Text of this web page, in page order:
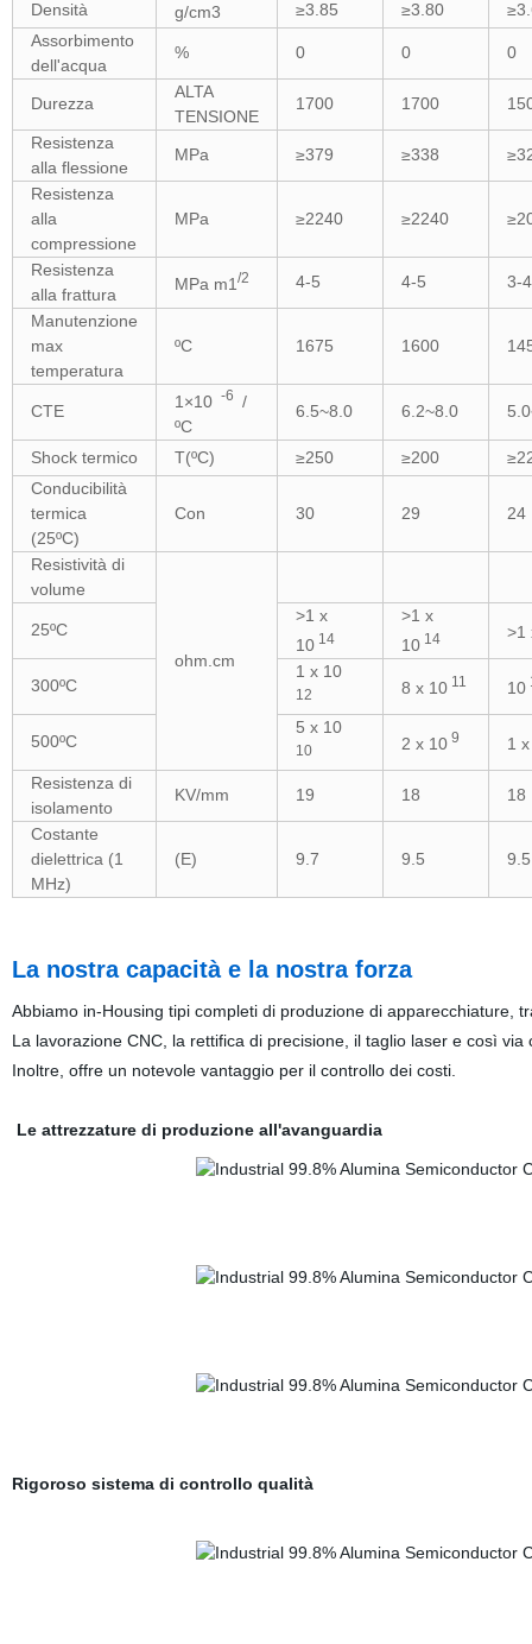
Densità g/cm3 ≥3.85 ≥3.80
Assorbimento
dell'acqua
% 0 0 0
Durezza
ALTA
TENSIONE
1700 1700
Resistenza
alla flessione
MPa ≥379 ≥338
Resistenza
alla
compressione
MPa ≥2240 ≥2240
Resistenza
alla frattura
MPa m1 /2 4-5 4-5 3-4
Manutenzione
max
temperatura
ºC 1675 1600
CTE
1×10 -6
/
ºC
6.5~8.0 6.2~8.0
Shock termico T(ºC) ≥250 ≥200
Conducibilità
termica
(25ºC)
Con 30 29 24
Resistività di
volume
ohm.cm
25ºC
>1 x
10 14
>1 x
10 14 >1
300ºC
1 x 10
12 8 x 10 11 10
500ºC
5 x 10
10 2 x 10 9 1
Resistenza di
isolamento
KV/mm 19 18 18
Costante
dielettrica (1
MHz)
(E) 9.7 9.5 9.5
La nostra capacità e la nostra forza
Abbiamo in-Housing tipi completi di produzione di apparecchiature,
La lavorazione CNC, la rettifica di precisione, il taglio laser e così
Inoltre, offre un notevole vantaggio per il controllo dei costi.
Le attrezzature di produzione all'avanguardia
Rigoroso sistema di controllo qualità